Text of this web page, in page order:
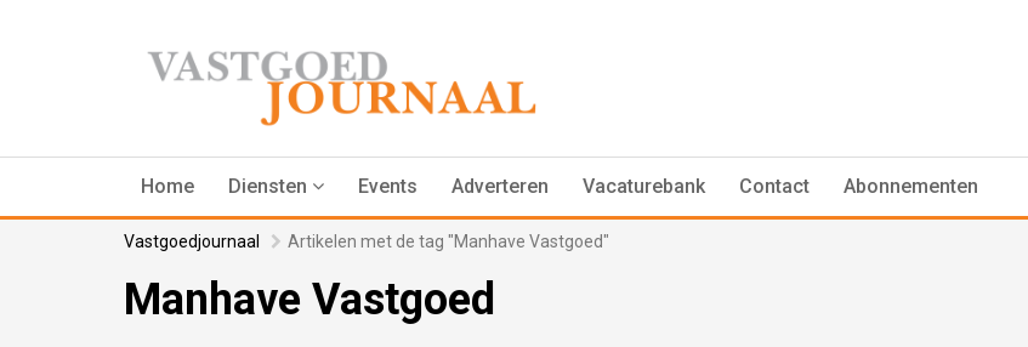
Home Diensten Events Adverteren Vacaturebank Contact Abonnementen
Vastgoedjournaal Artikelen met de tag "Manhave Vastgoed"
Manhave Vastgoed